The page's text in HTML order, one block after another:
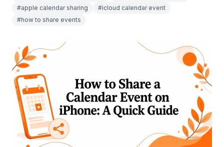
#apple calendar sharing
#icloud calendar event
#how to share events